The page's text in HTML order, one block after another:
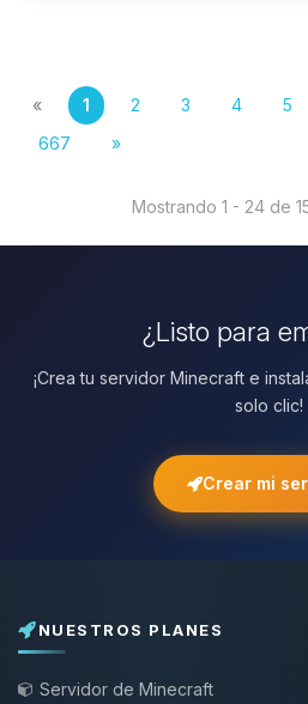
« 1 2 3 4 5
667
»
Mostrando 1 - 24 de
¿Listo para
¡Crea tu servidor Minecraft e
solo clic!
Crear mi
NUESTROS PLANES
Servidor de Minecraft